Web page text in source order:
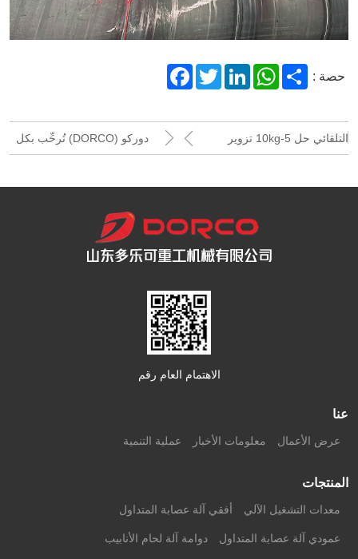
حصة : FacebookTwitterLinkedInWhatsAppShare
التلقائي حل 5-10kg تزوير دوركو (DORCO) تُرحِّب بكل
أن يزدهر ويتقوى!
الاهتمام العام رقم
عنا
عرض الأعمال معلومات الأخبار عملية التنمية
المنتجات
معدات التشغيل الآلي أفقي آلة عصابة المتداول
عمودي آلة عصابة المتداول دوامة آلة لحام الأنابيب